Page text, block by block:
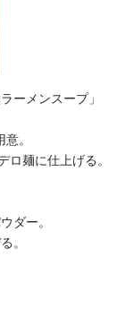
ーメンスープ」
。
ロ麺に仕上げる。
ダー。
。